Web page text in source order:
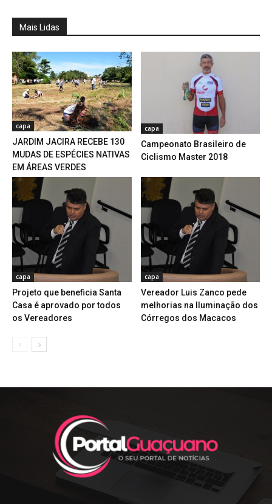
Mais Lidas
capa
JARDIM JACIRA RECEBE 130
MUDAS DE ESPÉCIES NATIVAS
EM ÁREAS VERDES
capa
Campeonato Brasileiro de
Ciclismo Master 2018
capa
Projeto que beneficia Santa
Casa é aprovado por todos
os Vereadores
capa
Vereador Luis Zanco pede
melhorias na Iluminação dos
Córregos dos Macacos